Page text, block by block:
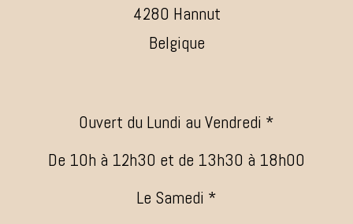
4280 Hannut
Belgique
Ouvert du Lundi au Vendredi *
De 10h à 12h30 et de 13h30 à 18h00
Le Samedi *